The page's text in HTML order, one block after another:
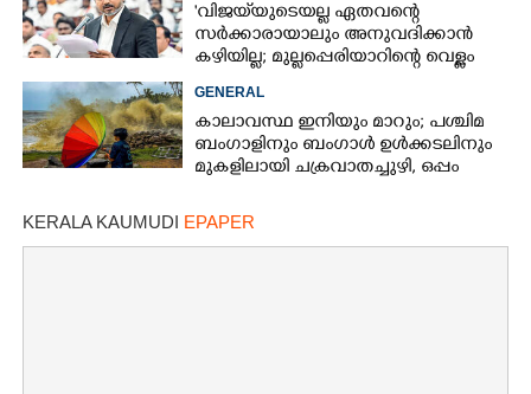
'വിജയ്‌യുടെയല്ല ഏതവന്റെ
സർക്കാരായാലും അനുവദിക്കാൻ
കഴിയില്ല; മുല്ലപ്പെരിയാറിന്റെ വെള്ളം
GENERAL
കാലാവസ്ഥ ഇനിയും മാറും; പശ്ചിമ
ബംഗാളിനും ബംഗാൾ ഉൾക്കടലിനും
മുകളിലായി ചക്രവാതച്ചുഴി, ഒപ്പം
KERALA KAUMUDI EPAPER